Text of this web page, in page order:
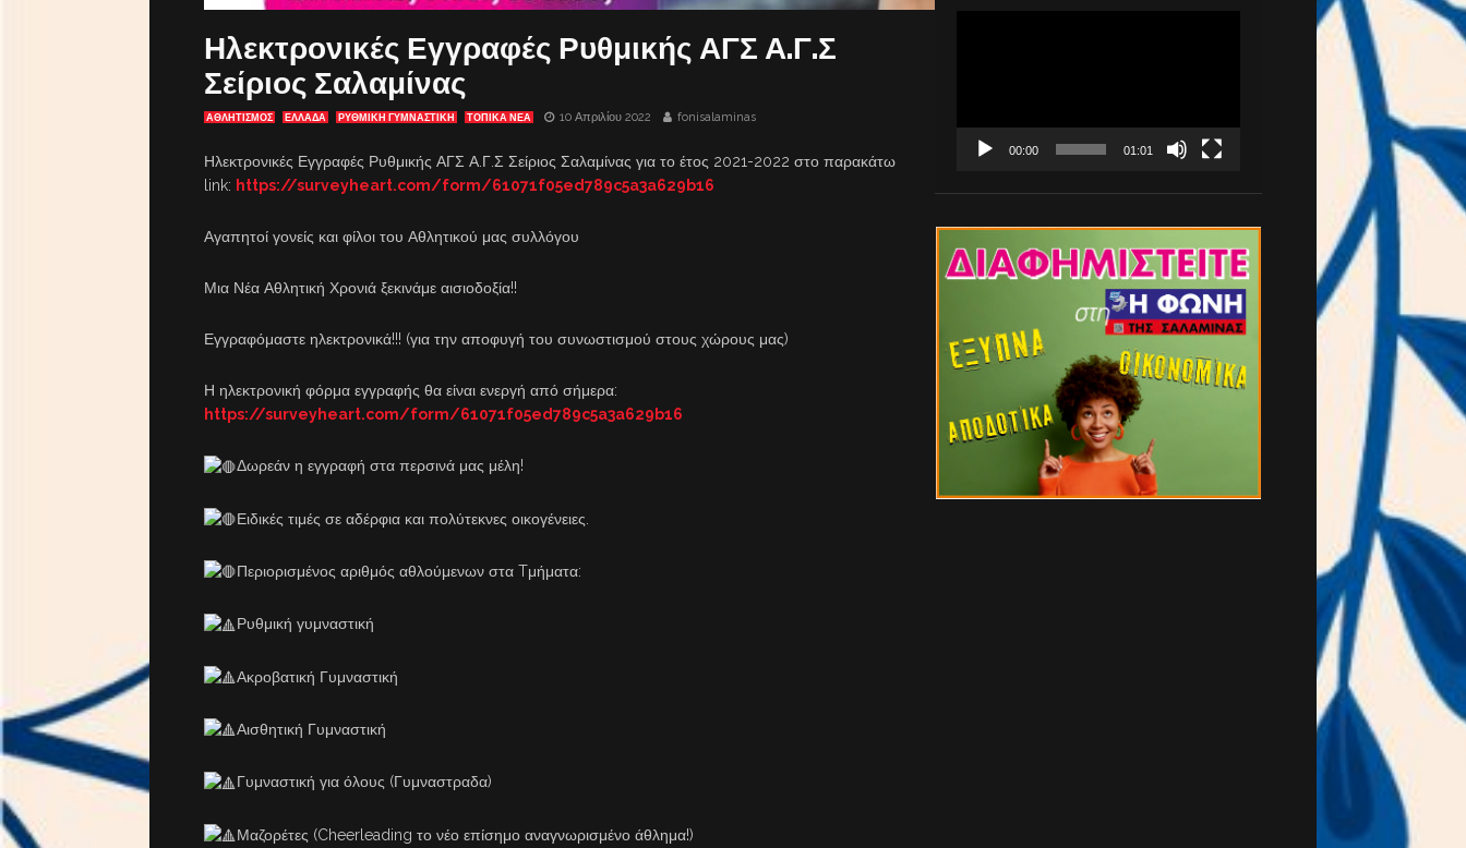
Ηλεκτρονικές Εγγραφές Ρυθμικής ΑΓΣ Α.Γ.Σ
Σείριος Σαλαμίνας
ΑΘΛΗΤΙΣΜΟΣ ΕΛΛΑΔΑ ΡΥΘΜΙΚΗ ΓΥΜΝΑΣΤΙΚΗ ΤΟΠΙΚΑ ΝΕΑ 10 Απριλίου 2022 fonisalaminas
Ηλεκτρονικές Εγγραφές Ρυθμικής ΑΓΣ Α.Γ.Σ Σείριος Σαλαμίνας για το έτος 2021-2022 στο παρακάτω
link: https://surveyheart.com/form/61071f05ed789c5a3a629b16
Αγαπητοί γονείς και φίλοι του Αθλητικού μας συλλόγου
Μια Νέα Αθλητική Χρονιά ξεκινάμε αισιοδοξία!!
Εγγραφόμαστε ηλεκτρονικά!!! (για την αποφυγή του συνωστισμού στους χώρους μας)
Η ηλεκτρονική φόρμα εγγραφής θα είναι ενεργή από σήμερα:
https://surveyheart.com/form/61071f05ed789c5a3a629b16
Δωρεάν η εγγραφή στα περσινά μας μέλη!
Ειδικές τιμές σε αδέρφια και πολύτεκνες οικογένειες.
Περιορισμένος αριθμός αθλούμενων στα Tμήματα:
Ρυθμική γυμναστική
Ακροβατική Γυμναστική
Αισθητική Γυμναστική
Γυμναστική για όλους (Γυμναστραδα)
Μαζορέτες (Cheerleading το νέο επίσημο αναγνωρισμένο άθλημα!)
00:00 01:01